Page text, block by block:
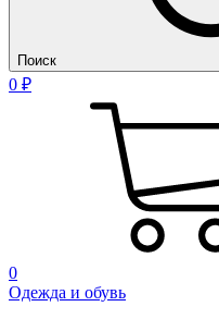
Поиск
0 ₽
0
Одежда и обувь